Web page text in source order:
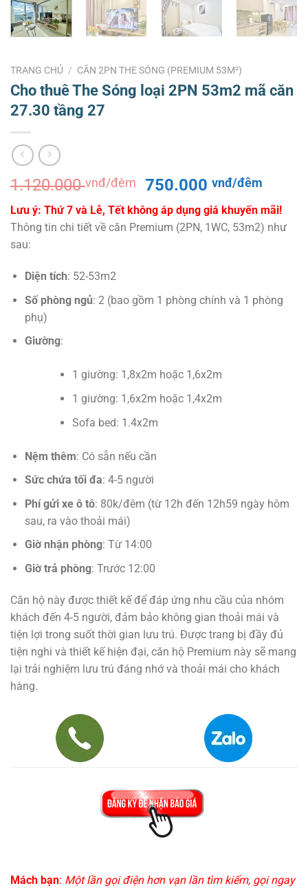
TRANG CHỦ / CĂN 2PN THE SÓNG (PREMIUM 53M²)
Cho thuê The Sóng loại 2PN 53m2 mã căn
27.30 tầng 27
1.120.000vnđ/đêm
Giá
gốc
là:
1.120.000 vnđ/
750.000vnđ/đêm
hiện
tại
là:
Lưu ý: Thứ 7 và Lễ, Tết không áp dụng giá khuyến mãi!
Thông tin chi tiết về căn Premium (2PN, 1WC, 53m2) như
sau:
Diện tích: 52-53m2
Số phòng ngủ: 2 (bao gồm 1 phòng chính và 1 phòng
phụ)
Giường:
1 giường: 1,8x2m hoặc 1,6x2m
1 giường: 1,6x2m hoặc 1,4x2m
Sofa bed: 1.4x2m
Nệm thêm: Có sẵn nếu cần
Sức chứa tối đa: 4-5 người
Phí gửi xe ô tô: 80k/đêm (từ 12h đến 12h59 ngày hôm
sau, ra vào thoải mái)
Giờ nhận phòng: Từ 14:00
Giờ trả phòng: Trước 12:00
Căn hộ này được thiết kế để đáp ứng nhu cầu của nhóm
khách đến 4-5 người, đảm bảo không gian thoải mái và
tiện lợi trong suốt thời gian lưu trú. Được trang bị đầy đủ
tiện nghi và thiết kế hiện đại, căn hộ Premium này sẽ mang
lại trải nghiệm lưu trú đáng nhớ và thoải mái cho khách
hàng.
Mách bạn: Một lần gọi điện hơn vạn lần tìm kiếm, gọi ngay